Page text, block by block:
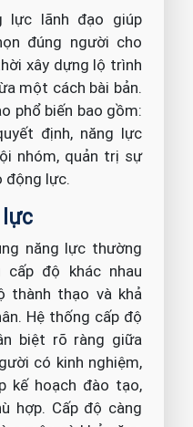
lực lãnh đạo giúp
đúng người cho
xây dựng lộ trình
một cách bài bản.
phổ biến bao gồm:
định, năng lực
nhóm, quản trị sự
động lực.
lực
năng lực thường
cấp độ khác nhau
thành thạo và khả
Hệ thống cấp độ
biệt rõ ràng giữa
có kinh nghiệm,
kế hoạch đào tạo,
hợp. Cấp độ càng